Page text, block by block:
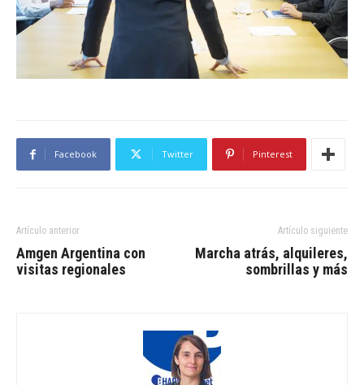
Facebook Twitter Pinterest
Artículo anterior
Amgen Argentina con
visitas regionales
Artículo siguiente
Marcha atrás, alquileres,
sombrillas y más